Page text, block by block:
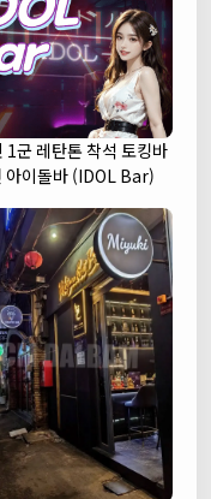
1군 레탄톤 착석 토킹바
아이돌바 (IDOL Bar)